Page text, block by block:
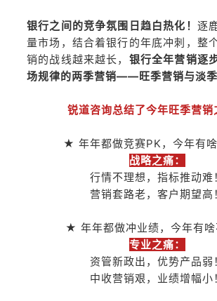
银行之间的竞争氛围日趋白热化！ 逐
量市场，结合着银行的年底冲刺，整
销的战线越来越长， 银行全年营销逐
场规律的两季营销——旺季营销与淡季
锐道咨询总结了今年旺季营销
★ 年年都做竞赛PK，今年有啥
战略之痛：
行情不理想，指标推动难
营销套路老，客户期望高
★ 年年都做冲业绩，今年有啥
专业之痛：
资管新政出，优势产品弱
中收营销艰，业绩增幅小